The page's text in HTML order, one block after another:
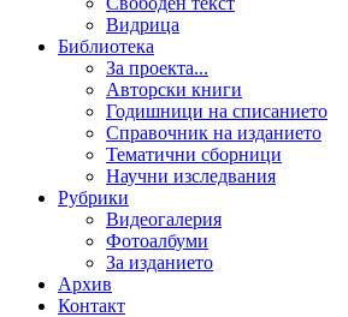
Видрица
Библиотека
За проекта...
Авторски книги
Годишници на списанието
Справочник на изданието
Тематични сборници
Научни изследвания
Рубрики
Видеогалерия
Фотоалбуми
За изданието
Архив
Контакт